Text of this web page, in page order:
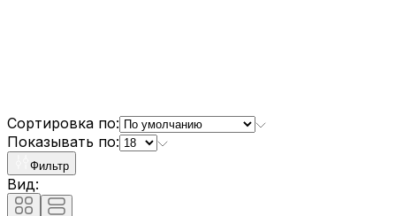
Сортировка по:
Показывать по:
Фильтр
Вид: